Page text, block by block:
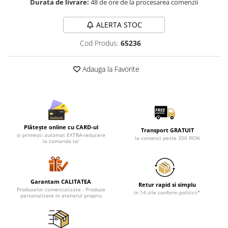
Lenjerii de pat pentru copii
WINTER Collection
Halate si pijamale Family
Incaltaminte
Pijamale de copii
Pijamale BIG SIZE femei
Tricouri de craciun
Durata de livrare: 48 de ore de la procesarea comenzii
ALERTA STOC
Cod Produs: 65236
Adauga la Favorite
Plătește online cu CARD-ul
și primești automat EXTRA-reducere
la comanda ta!
Transport GRATUIT
la comenzi peste 350 RON
Garantam CALITATEA
Produselor comercializate - Produse
personalizate in atelierul propriu
Retur rapid si simplu
In 14 zile conform politicii*